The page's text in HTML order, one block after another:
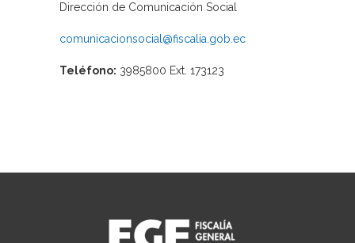
Dirección de Comunicación Social
comunicacionsocial@fiscalia.gob.ec
Teléfono: 3985800 Ext. 173123